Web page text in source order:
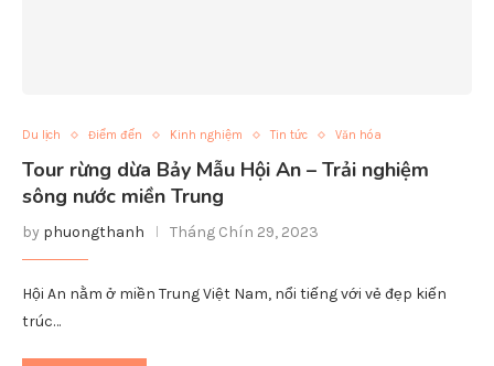
Du lịch Điểm đến Kinh nghiệm Tin tức Văn hóa
Tour rừng dừa Bảy Mẫu Hội An – Trải nghiệm
sông nước miền Trung
by phuongthanh Tháng Chín 29, 2023
Hội An nằm ở miền Trung Việt Nam, nổi tiếng với vẻ đẹp kiến
trúc…